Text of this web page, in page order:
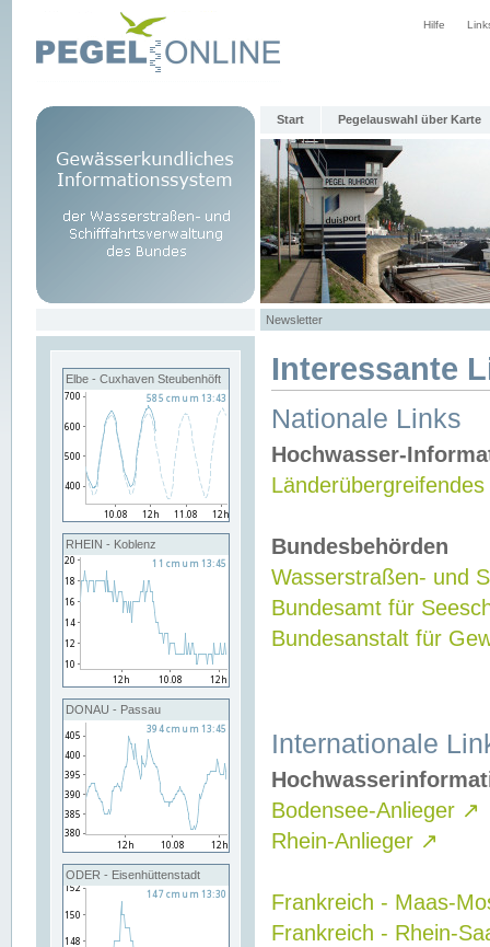
Hilfe
Start Pegelauswahl über Karte
Newsletter
Elbe - Cuxhaven Steubenhöft
RHEIN - Koblenz
DONAU - Passau
ODER - Eisenhüttenstadt
Interessante
Nationale Links
Hochwasser-
Bundesbehörden
Wasserstraßen- und
Bundesamt für
Bundesanstalt für
Internationale
Bodensee-Anlieger ↗
Rhein-Anlieger ↗
Frankreich - Maas-
Frankreich - Rhein-